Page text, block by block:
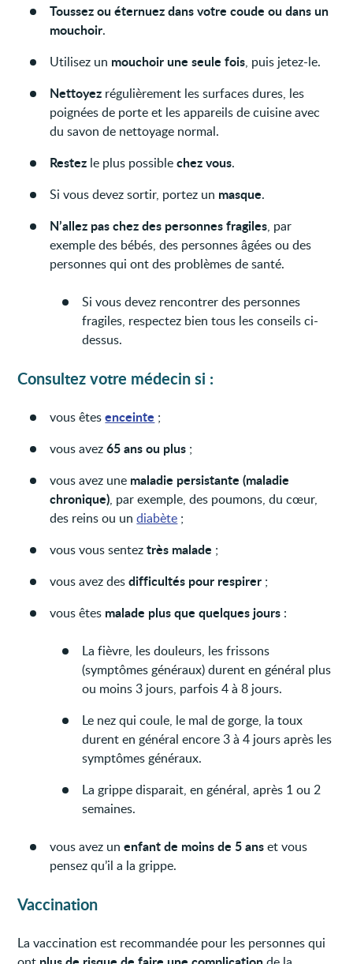
Toussez ou éternuez dans votre coude ou dans un
mouchoir.
Utilisez un mouchoir une seule fois, puis jetez-le.
Nettoyez régulièrement les surfaces dures, les
poignées de porte et les appareils de cuisine avec
du savon de nettoyage normal.
Restez le plus possiblechez vous.
Si vous devez sortir, portez un masque.
N’allez pas chez des personnes fragiles, par
exemple des bébés, des personnes âgées ou des
personnes qui ont des problèmes de santé.
Si vous devez rencontrer des personnes
fragiles, respectez bien tous les conseils ci-
dessus.
Consultez votre médecin si :
vous êtesenceinte ;
vous avez65 ans ou plus ;
vous avez une maladie persistante (maladie
chronique), par exemple, des poumons, du cœur,
des reins ou undiabète ;
vous vous senteztrès malade ;
vous avez desdifficultés pour respirer ;
vous êtes malade plus que quelques jours :
La fièvre, les douleurs, les frissons
(symptômes généraux) durent en général plus
ou moins 3 jours, parfois 4 à 8 jours.
Le nez qui coule, le mal de gorge, la toux
durent en général encore 3 à 4 jours après les
symptômes généraux.
La grippe disparait, en général, après 1 ou 2
semaines.
vous avez unenfant de moins de 5 anset vous
pensez qu’il a la grippe.
Vaccination
La vaccination est recommandée pour les personnes qui